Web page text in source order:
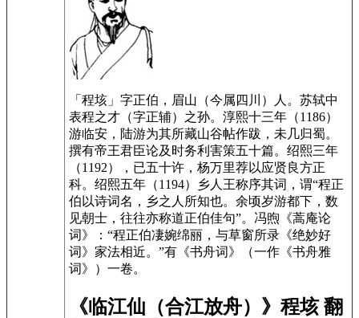
「程垓」字正伯，眉山（今属四川）人。苏轼中
表程之才（字正辅）之孙。淳熙十三年（1186）
游临安，陆游为其所藏山谷帖作跋，未几归蜀。
撰有帝王君臣论及时务利害策五十篇。绍熙三年
（1192），已五十许，杨万里荐以应贤良方正
科。绍熙五年（1194）乡人王称序其词，谓“程正
伯以诗词名，乡之人所知也。余顷岁游都下，数
见朝士，往往亦称道正伯佳句”。冯煦《蒿庵论
词》：“程正伯凄婉绵丽，与草窗所录《绝妙好
词》家法相近。”有《书舟词》（一作《书舟雅
词》）一卷。
《临江仙（合江放舟）》程垓 翻